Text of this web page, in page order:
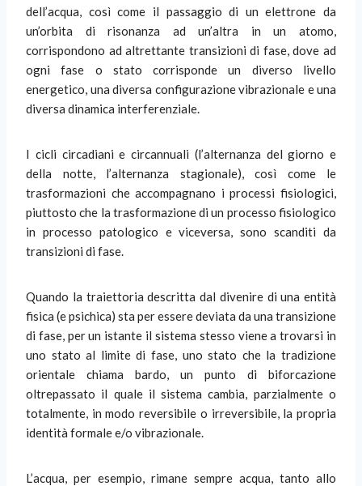
dell’acqua, così come il passaggio di un elettrone da
un’orbita di risonanza ad un’altra in un atomo,
corrispondono ad altrettante transizioni di fase, dove ad
ogni fase o stato corrisponde un diverso livello
energetico, una diversa configurazione vibrazionale e una
diversa dinamica interferenziale.
I cicli circadiani e circannuali (l’alternanza del giorno e
della notte, l’alternanza stagionale), così come le
trasformazioni che accompagnano i processi fisiologici,
piuttosto che la trasformazione di un processo fisiologico
in processo patologico e viceversa, sono scanditi da
transizioni di fase.
Quando la traiettoria descritta dal divenire di una entità
fisica (e psichica) sta per essere deviata da una transizione
di fase, per un istante il sistema stesso viene a trovarsi in
uno stato al limite di fase, uno stato che la tradizione
orientale chiama bardo, un punto di biforcazione
oltrepassato il quale il sistema cambia, parzialmente o
totalmente, in modo reversibile o irreversibile, la propria
identità formale e/o vibrazionale.
L’acqua, per esempio, rimane sempre acqua, tanto allo